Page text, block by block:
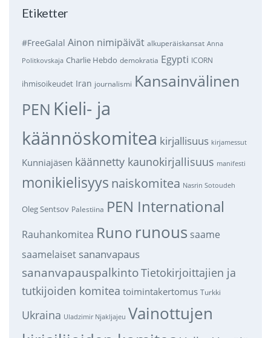
Etiketter
#FreeGalal Ainon nimipäivät alkuperäiskansat Anna
Politkovskaja Charlie Hebdo demokratia Egypti ICORN
ihmisoikeudet Iran journalismi Kansainvälinen
PEN Kieli- ja
käännöskomitea kirjallisuus kirjamessut
Kunniajäsen käännetty kaunokirjallisuus manifesti
monikielisyys naiskomitea Nasrin Sotoudeh
Oleg Sentsov Palestiina PEN International
Rauhankomitea Runo runous saame
saamelaiset sananvapaus
sananvapauspalkintoTietokirjoittajien ja
tutkijoiden komitea toimintakertomus Turkki
Ukraina Uladzimir Njakljajeu Vainottujen